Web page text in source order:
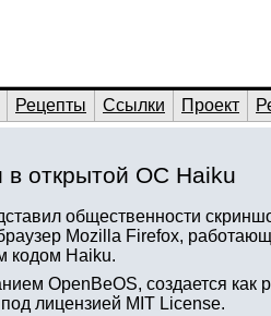
Рецепты Ссылки Проект
в открытой ОС Haiku
общественности
Mozilla Firefox,
кодом Haiku.
OpenBeOS, создается как
лицензией MIT License.